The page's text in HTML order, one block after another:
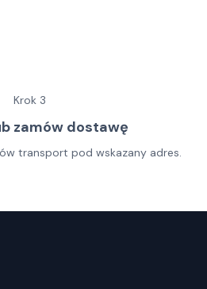
Krok 3
zamów dostawę
transport pod wskazany adres.